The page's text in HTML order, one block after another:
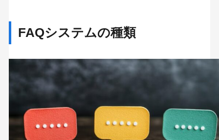
FAQシステムの種類